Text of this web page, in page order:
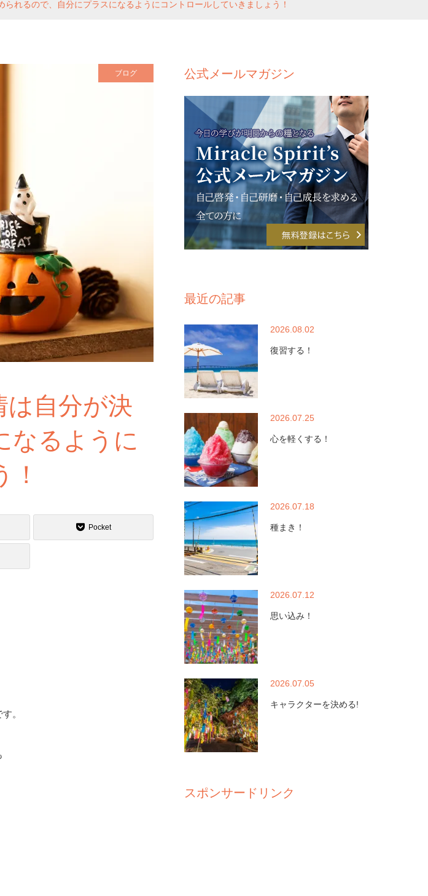
れるので、自分にプラスになるようにコントロールしていきましょう！
ブログ
は自分が決
なるように
Pocket
。
公式メールマガジン
最近の記事
2026.08.02
復習する！
2026.07.25
心を軽くする！
2026.07.18
種まき！
2026.07.12
思い込み！
2026.07.05
キャラクターを決める!
スポンサードリンク